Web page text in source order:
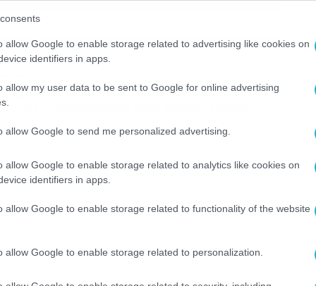
allow Google to enable storage related to advertising like cookies on
identifiers in apps.
allow my user data to be sent to Google for online advertising
allow Google to send me personalized advertising.
allow Google to enable storage related to analytics like cookies on
identifiers in apps.
allow Google to enable storage related to functionality of the website
allow Google to enable storage related to personalization.
Κρόμπας και Λευτέρης Ελευθερίου σε
παράσταση στο Allwyn Game
διαγωνισμού θα παρουσιαστούν τα
και της Ιταλίας, καθώς είναι
ως μέλη των ιδρυτών της
θα μπορούν, επίσης, να ψηφίσουν στον